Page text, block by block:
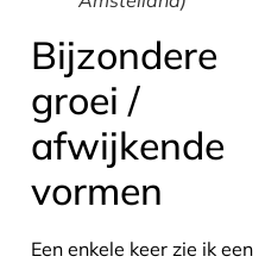
Bijzondere
groei /
afwijkende
vormen
Een enkele keer zie ik een